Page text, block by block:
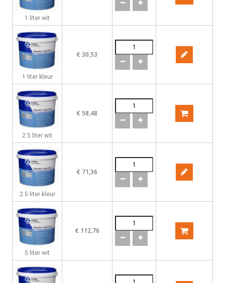
1 liter wit
1 liter kleur
€ 30,53
2.5 liter wit
€ 58,48
2.5 liter kleur
€ 71,36
5 liter wit
€ 112,76